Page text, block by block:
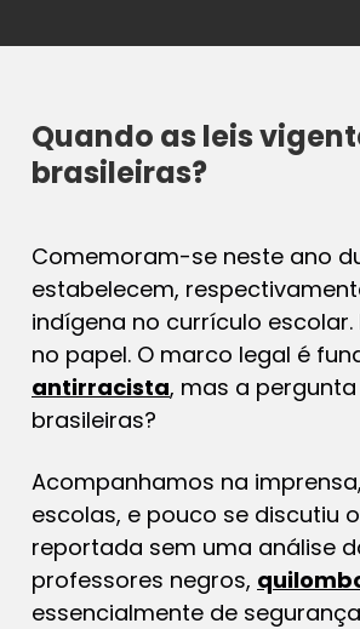
Quando as leis
brasileiras?
Comemoram-se neste ano
estabelecem,
indígena no currículo
no papel. O marco legal é
antirracista, mas a
brasileiras?
Acompanhamos na
escolas, e pouco se discutiu
reportada sem uma análise
professores negros,
essencialmente de